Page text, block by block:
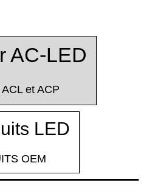
AC-LED
et ACP
LED
OEM